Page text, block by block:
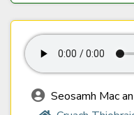
Seosamh Mac